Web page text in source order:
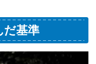
だ基準